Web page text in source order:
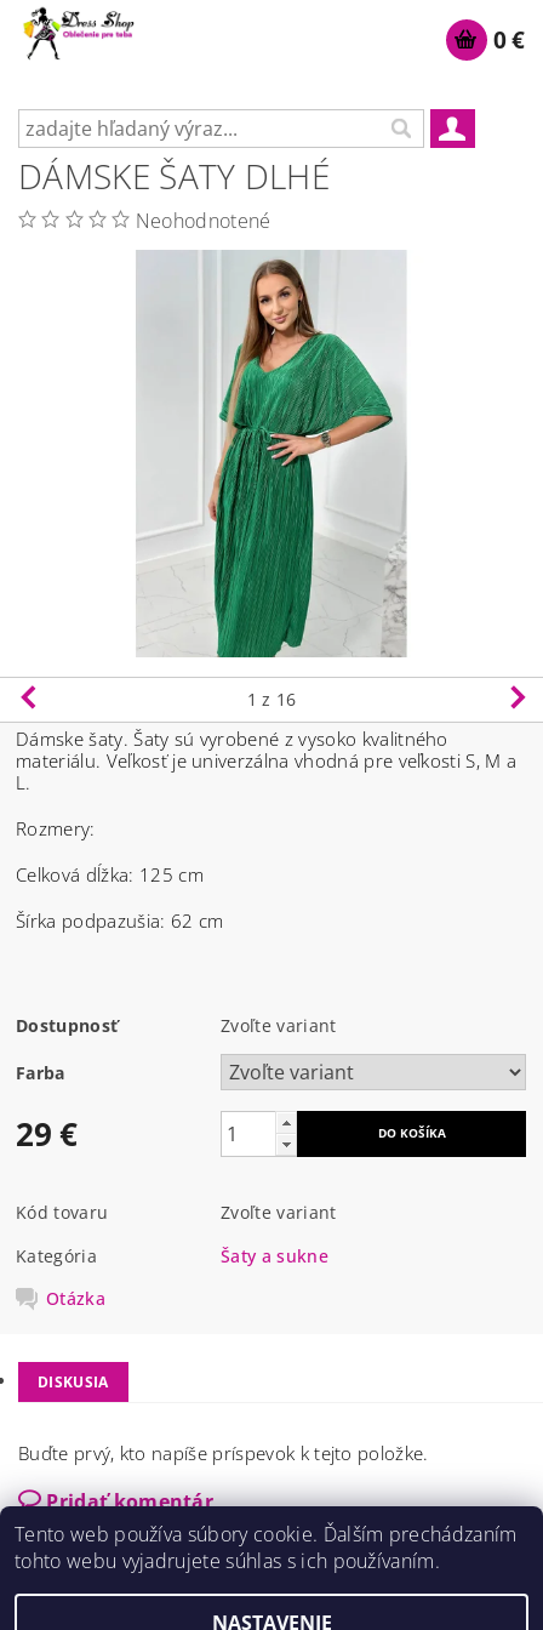
0 €
DÁMSKE ŠATY DLHÉ
Neohodnotené
1 z 16
Dámske šaty. Šaty sú vyrobené z vysoko kvalitného
materiálu. Veľkosť je univerzálna vhodná pre veľkosti S, M a
L.
Rozmery:
Celková dĺžka: 125 cm
Šírka podpazušia: 62 cm
Dostupnosť Zvoľte variant
Farba
29 €
Kód tovaru
Zvoľte variant
Kategória
Šaty a sukne
Otázka
DISKUSIA
Buďte prvý, kto napíše príspevok k tejto položke.
Pridať komentár
Tento web používa súbory cookie. Ďalším prechádzaním
tohto webu vyjadrujete súhlas s ich používaním.
NASTAVENIE